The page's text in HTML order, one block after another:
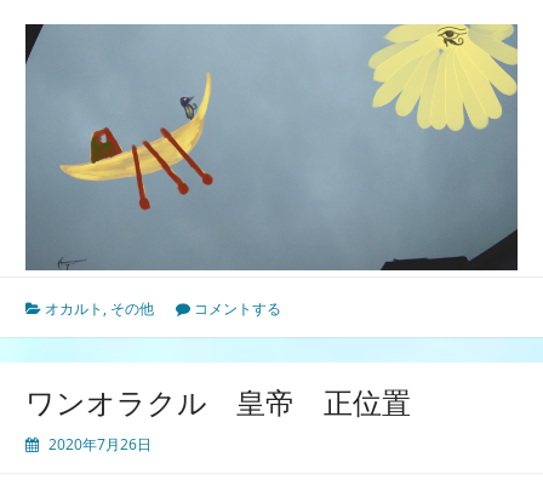
オカルト , その他 コメントする
ワンオラクル 皇帝 正位置
2020年7月26日